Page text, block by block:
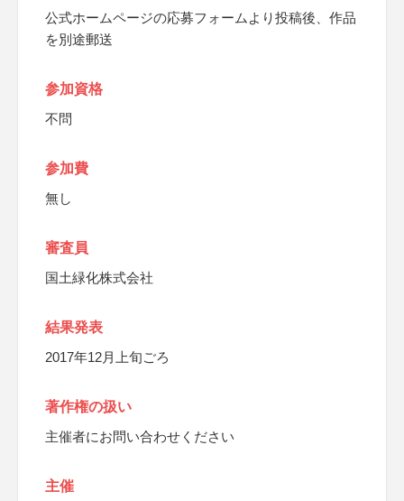
公式ホームページの応募フォームより投稿後、作品
を別途郵送
参加資格
不問
参加費
無し
審査員
国土緑化株式会社
結果発表
2017年12月上旬ごろ
著作権の扱い
主催者にお問い合わせください
主催